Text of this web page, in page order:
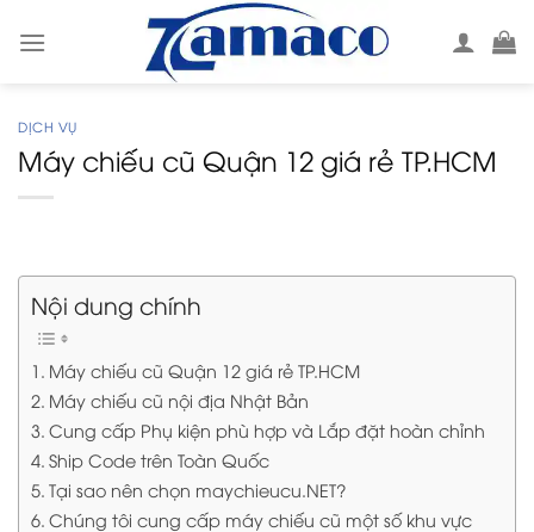
DỊCH VỤ
Máy chiếu cũ Quận 12 giá rẻ TP.HCM
Nội dung chính
Máy chiếu cũ Quận 12 giá rẻ TP.HCM
Máy chiếu cũ nội địa Nhật Bản
Cung cấp Phụ kiện phù hợp và Lắp đặt hoàn chỉnh
Ship Code trên Toàn Quốc
Tại sao nên chọn maychieucu.NET?
Chúng tôi cung cấp máy chiếu cũ một số khu vực